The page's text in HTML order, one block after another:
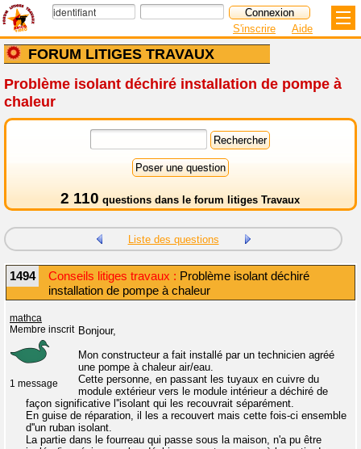
FORUM LITIGES TRAVAUX
S'inscrire Aide
Problème isolant déchiré installation de pompe à
chaleur
2 110 questions dans le forum litiges Travaux
Liste des questions
1494 Conseils litiges travaux : Problème isolant déchiré
installation de pompe à chaleur
mathca
Membre inscrit
1 message
Bonjour,
Mon constructeur a fait installé par un technicien agréé
une pompe à chaleur air/eau.
Cette personne, en passant les tuyaux en cuivre du
module extérieur vers le module intérieur a déchiré de
façon significative l''isolant qui les recouvrait séparément.
En guise de réparation, il les a recouvert mais cette fois-ci ensemble
d''un ruban isolant.
La partie dans le fourreau qui passe sous la maison, n'a pu être